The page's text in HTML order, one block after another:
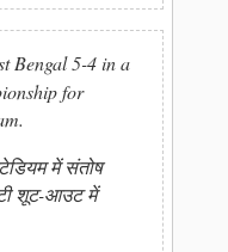
Bengal 5-4 in a
for
में संतोष
शूट-आउट में